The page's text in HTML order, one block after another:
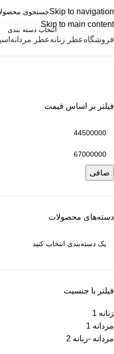
Skip to navigation
Skip to main content
انتخاب دسته بندی
فروشگاهعطر زنانهعطر مردانه
فیلتر بر اساس قیمت
صافی
دسته‌های محصولات
فیلتر با جنسیت
زنانه 1
مردانه 1
مردانه -زنانه 2